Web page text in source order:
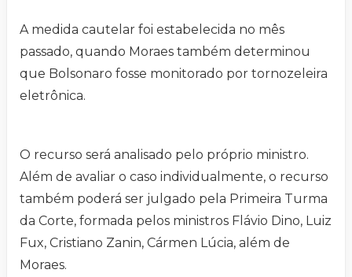
A medida cautelar foi estabelecida no mês
passado, quando Moraes também determinou
que Bolsonaro fosse monitorado por tornozeleira
eletrônica.
O recurso será analisado pelo próprio ministro.
Além de avaliar o caso individualmente, o recurso
também poderá ser julgado pela Primeira Turma
da Corte, formada pelos ministros Flávio Dino, Luiz
Fux, Cristiano Zanin, Cármen Lúcia, além de
Moraes.